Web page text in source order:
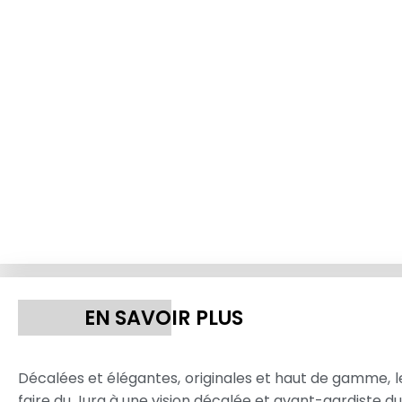
EN SAVOIR PLUS
Décalées et élégantes, originales et haut de gamme,